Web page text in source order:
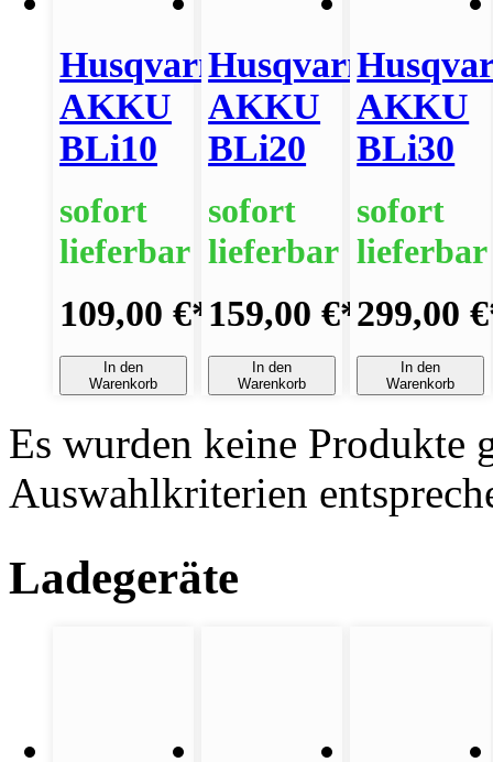
Husqvarna
AKKU
BLi10
sofort
lieferbar
109,00 €*
In den
Warenkorb
Husqvarna
AKKU
BLi20
sofort
lieferbar
159,00 €*
In den
Warenkorb
AKKU
BLi30
sofort
lieferbar
299,00 €
In den
Warenkorb
Es wurden keine Produkte
Auswahlkriterien
Ladegeräte